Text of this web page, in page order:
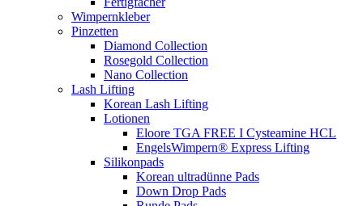
Wimpernkleber
Pinzetten
Diamond Collection
Rosegold Collection
Nano Collection
Lash Lifting
Korean Lash Lifting
Lotionen
Eloore TGA FREE I Cysteamine HCL
EngelsWimpern® Express Lifting
Silikonpads
Korean ultradünne Pads
Down Drop Pads